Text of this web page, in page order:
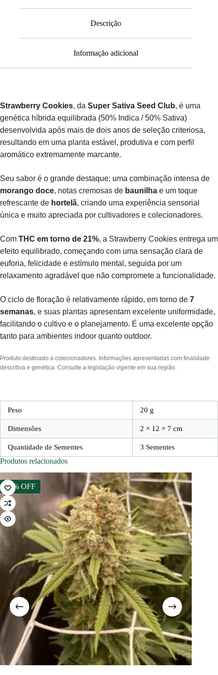
Descrição
Informação adicional
Strawberry Cookies, da Super Sativa Seed Club, é uma
genética híbrida equilibrada (50% Indica / 50% Sativa)
desenvolvida após mais de dois anos de seleção criteriosa,
resultando em uma planta estável, produtiva e com perfil
aromático extremamente marcante.
Seu sabor é o grande destaque: uma combinação intensa de
morango doce, notas cremosas de baunilha e um toque
refrescante de hortelã, criando uma experiência sensorial
única e muito apreciada por cultivadores e colecionadores.
Com THC em torno de 21%, a Strawberry Cookies entrega um
efeito equilibrado, começando com uma sensação clara de
euforia, felicidade e estímulo mental, seguida por um
relaxamento agradável que não compromete a funcionalidade.
O ciclo de floração é relativamente rápido, em torno de 7
semanas, e suas plantas apresentam excelente uniformidade,
facilitando o cultivo e o planejamento. É uma excelente opção
tanto para ambientes indoor quanto outdoor.
Produto destinado a colecionadores. Informações apresentadas com finalidade
descritiva e genética. Consulte a legislação vigente em sua região.
Peso 20 g
Dimensões 2 × 12 × 7 cm
Quantidade de Sementes 3 Sementes
Produtos relacionados
15% OFF